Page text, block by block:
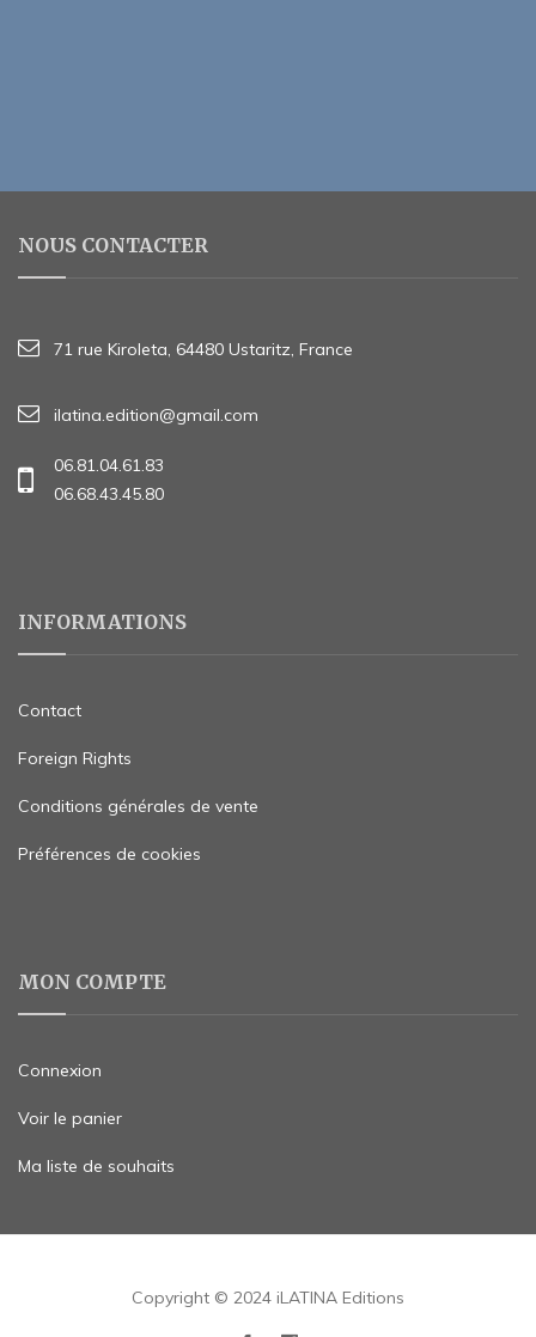
NOUS CONTACTER
71 rue Kiroleta, 64480 Ustaritz, France
ilatina.edition@gmail.com
06.81.04.61.83
06.68.43.45.80
INFORMATIONS
Contact
Foreign Rights
Conditions générales de vente
Préférences de cookies
MON COMPTE
Connexion
Voir le panier
Ma liste de souhaits
Copyright © 2024 iLATINA Editions